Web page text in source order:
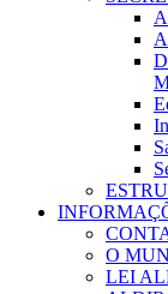
O
LEI